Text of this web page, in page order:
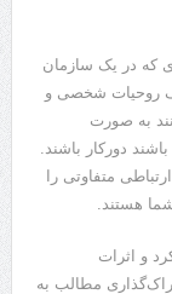
که در یک سازمان
روحیات شخصی و
به صورت
دورکار باشند.
متفاوتی را
هستند.
و اثرات
مطالب به